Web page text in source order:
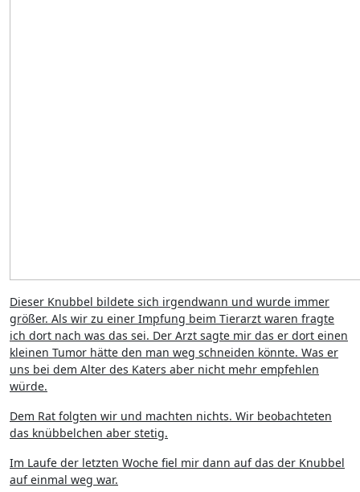
Dieser Knubbel bildete sich irgendwann und wurde immer
größer. Als wir zu einer Impfung beim Tierarzt waren fragte
ich dort nach was das sei. Der Arzt sagte mir das er dort einen
kleinen Tumor hätte den man weg schneiden könnte. Was er
uns bei dem Alter des Katers aber nicht mehr empfehlen
würde.
Dem Rat folgten wir und machten nichts. Wir beobachteten
das knübbelchen aber stetig.
Im Laufe der letzten Woche fiel mir dann auf das der Knubbel
auf einmal weg war.